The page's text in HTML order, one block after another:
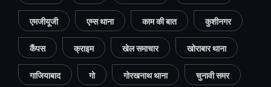
एमजीयूजी एम्स थाना काम की बात कुशीनगर
कैंपस क्राइम खेल समाचार खोराबार थाना
गाजियाबाद गो गोरखनाथ थाना चुनावी समर